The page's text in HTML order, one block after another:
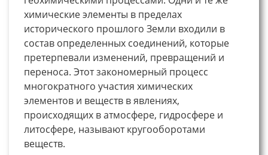
химические элементы в пределах
исторического прошлого Земли входили в
состав определенных соединений, которые
претерпевали изменений, превращений и
переноса. Этот закономерный процесс
многократного участия химических
элементов и веществ в явлениях,
происходящих в атмосфере, гидросфере и
литосфере, называют кругооборотами
веществ.